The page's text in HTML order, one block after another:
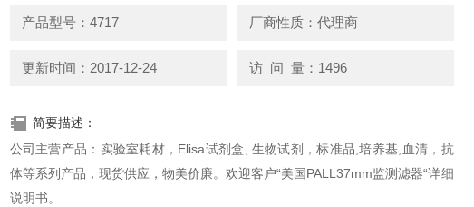
产品型号：4717 厂商性质：代理商
更新时间：2017-12-24 访 问 量：1496
简要描述：
公司主营产品：实验室耗材，Elisa试剂盒, 生物试剂，标准品,培养基,血清，抗
体等系列产品，现货供应，物美价廉。欢迎客户“美国PALL37mm监测滤器“详细
说明书。